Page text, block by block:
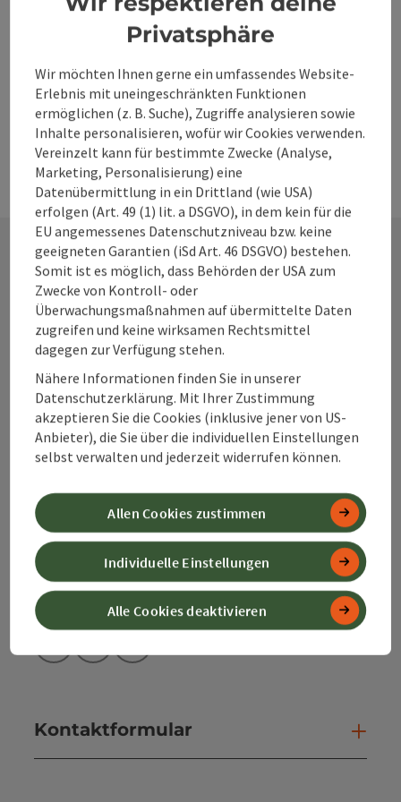
ab der Haltestelle Freizeitpark/Pachleitner den
Tälerbus Hinterstoder in Richtung Polsterlucke bzw.
Baumschlagerreith benutzen.
Fahrpläne
Kontakt
Alpenland Tourismus GmbH
Bahnhofstraße 2
4580 Windischgarsten
info@360alpenland.com
InstagramFacebookYouTube
Kontaktformular
Privatsphäre
Wir möchten Ihnen gerne ein umfassendes Website-
Erlebnis mit uneingeschränkten Funktionen
ermöglichen (z. B. Suche), Zugriffe analysieren sowie
Inhalte personalisieren, wofür wir Cookies verwenden.
Vereinzelt kann für bestimmte Zwecke (Analyse,
Marketing, Personalisierung) eine
Datenübermittlung in ein Drittland (wie USA)
erfolgen (Art. 49 (1) lit. a DSGVO), in dem kein für die
EU angemessenes Datenschutzniveau bzw. keine
geeigneten Garantien (iSd Art. 46 DSGVO) bestehen.
Somit ist es möglich, dass Behörden der USA zum
Zwecke von Kontroll- oder
Überwachungsmaßnahmen auf übermittelte Daten
zugreifen und keine wirksamen Rechtsmittel
dagegen zur Verfügung stehen.
Nähere Informationen finden Sie in unserer
Datenschutzerklärung. Mit Ihrer Zustimmung
akzeptieren Sie die Cookies (inklusive jener von US-
Anbieter), die Sie über die individuellen Einstellungen
selbst verwalten und jederzeit widerrufen können.
Alle Cookies deaktivieren
Individuelle Einstellungen
Allen Cookies zustimmen